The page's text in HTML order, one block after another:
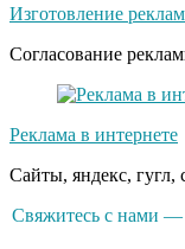
Изготовление
Согласование
Реклама в интернете
Сайты, яндекс, гугл,
Свяжитесь с нами —